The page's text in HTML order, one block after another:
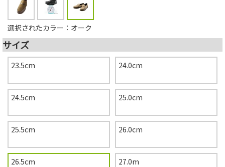
選択されたカラー：オーク
サイズ
23.5cm 24.0cm
24.5cm 25.0cm
25.5cm 26.0cm
26.5cm 27.0m